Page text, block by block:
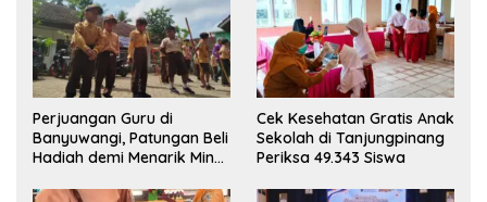
Perjuangan Guru di
Banyuwangi, Patungan Beli
Hadiah demi Menarik Minat
Cek Kesehatan Gratis Anak
Sekolah di Tanjungpinang
Periksa 49.343 Siswa